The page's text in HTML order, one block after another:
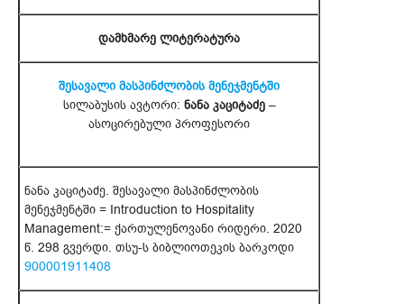
დამხმარე ლიტერატურა
შესავალი მასპინძლობის მენეჯმენტში
სილაბუსის ავტორი: ნანა კაციტაძე –
ასოცირებული პროფესორი
ნანა კაციტაძე. შესავალი მასპინძლობის
მენეჯმენტში = Introduction to Hospitality
Management:= ქართულენოვანი რიდერი. 2020
წ. 298 გვერდი. თსუ-ს ბიბლიოთეკის ბარკოდი
900001911408